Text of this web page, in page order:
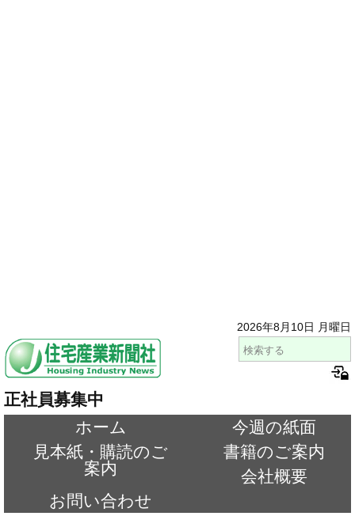
2026年8月10日 月曜日
正社員募集中
ホーム
今週の紙面
見本紙・購読のご
案内
書籍のご案内
会社概要
お問い合わせ